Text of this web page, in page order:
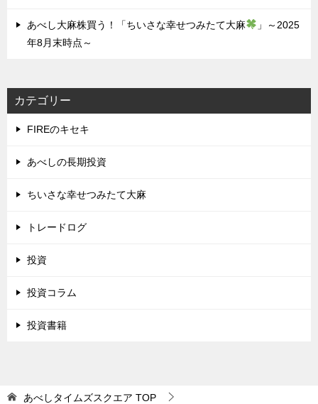
あべし大麻株買う！「ちいさな幸せつみたて大麻
」～2025
年8月末時点～
カテゴリー
FIREのキセキ
あべしの長期投資
ちいさな幸せつみたて大麻
トレードログ
投資
投資コラム
投資書籍
あべしタイムズスクエア TOP